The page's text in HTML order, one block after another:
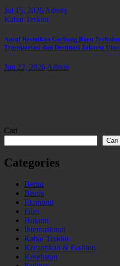
Jul 15, 2026 Admin
Kabar Terkini
Ancol Resmikan Gerbang Baru
Transportasi dan Destinasi Jakarta
Jun 22, 2026 Admin
Cari
Cari
Categories
Berita
Bisnis
Ekonomi
Film
Hukum
Internasional
Kabar Terkini
Kecantikan & Fashion
Kesehatan